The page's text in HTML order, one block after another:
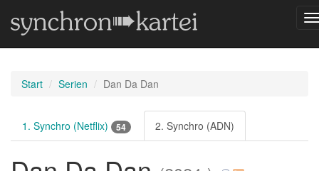
Start Serien Dan Da Dan
1. Synchro (Netflix) 54 2. Synchro (ADN)